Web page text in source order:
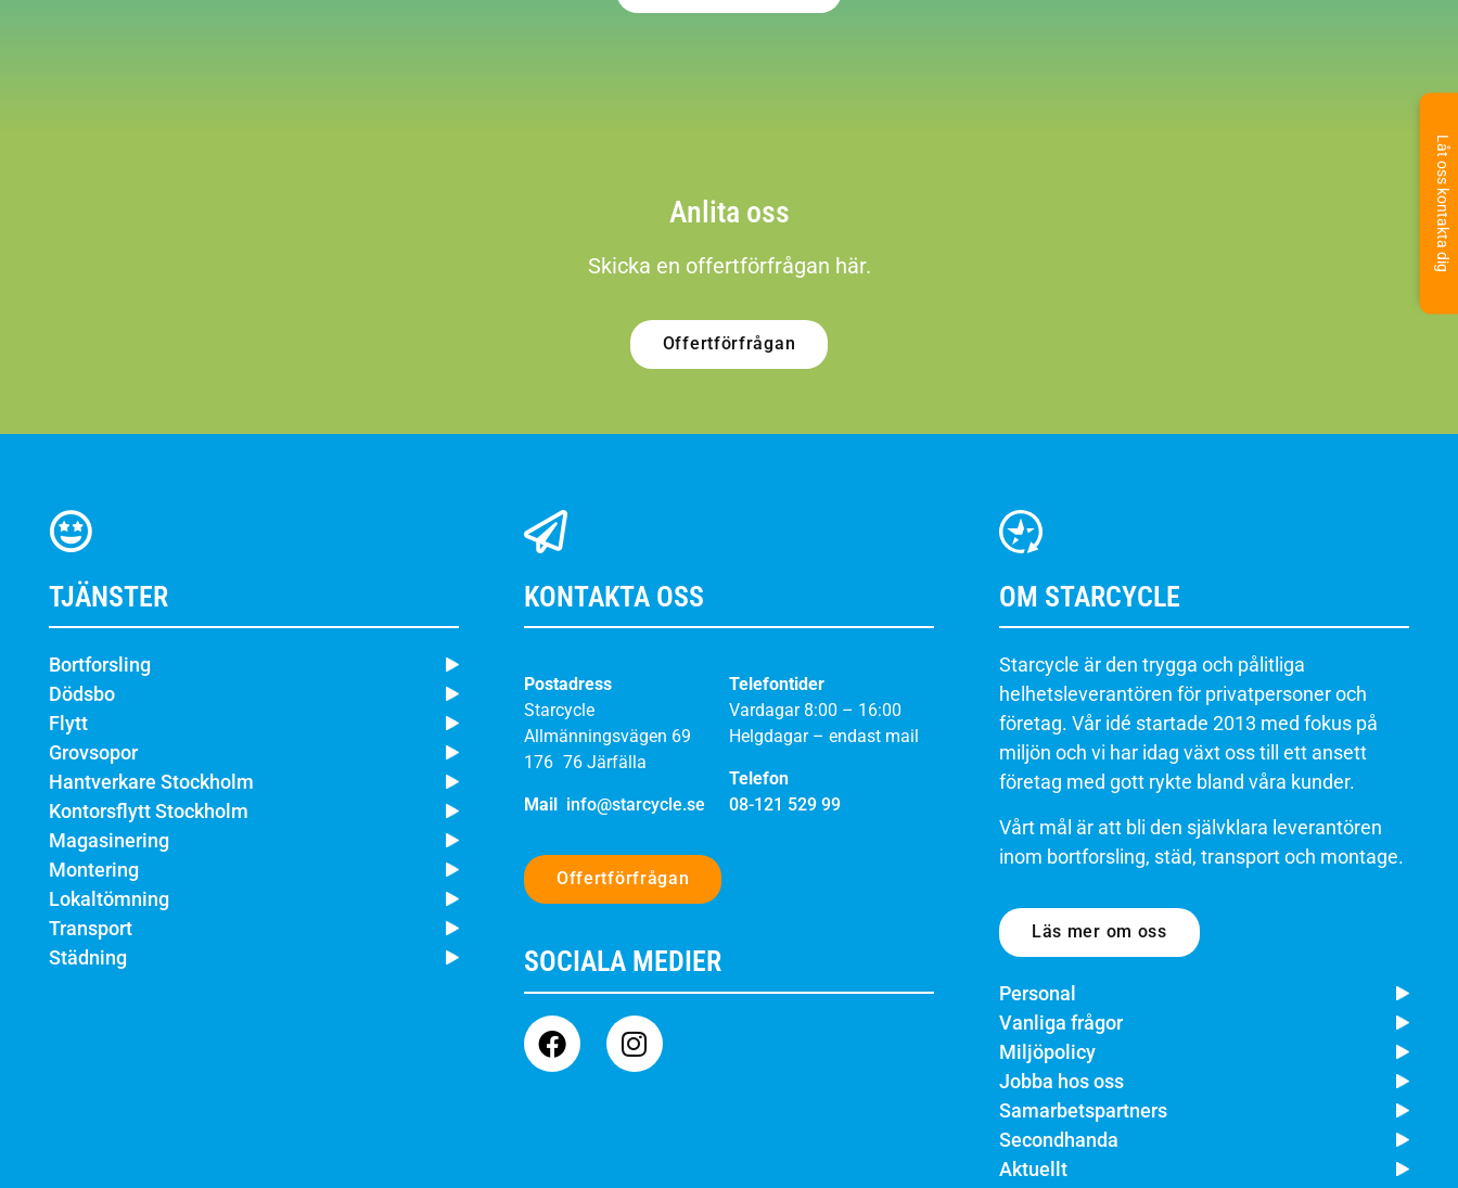
Anlita oss
Skicka en offertförfrågan här.
Offertförfrågan
TJÄNSTER
Bortforsling
Dödsbo
Flytt
Grovsopor
Hantverkare Stockholm
Kontorsflytt Stockholm
Magasinering
Montering
Lokaltömning
Transport
Städning
KONTAKTA OSS
Postadress
Starcycle
Allmänningsvägen 69
176 76 Järfälla
Mail info@starcycle.se
Telefontider
Vardagar 8:00 – 16:00
Helgdagar – endast mail
Telefon
08-121 529 99
Offertförfrågan
SOCIALA MEDIER
OM STARCYCLE
Starcycle är den trygga och pålitliga
helhetsleverantören för privatpersoner och
företag. Vår idé startade 2013 med fokus på
miljön och vi har idag växt oss till ett ansett
företag med gott rykte bland våra kunder.
Vårt mål är att bli den självklara leverantören
inom bortforsling, städ, transport och montage.
Läs mer om oss
Personal
Vanliga frågor
Miljöpolicy
Jobba hos oss
Samarbetspartners
Secondhanda
Aktuellt
Låt oss kontakta dig